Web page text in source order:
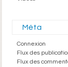
Méta
Connexion
Flux des
Flux des